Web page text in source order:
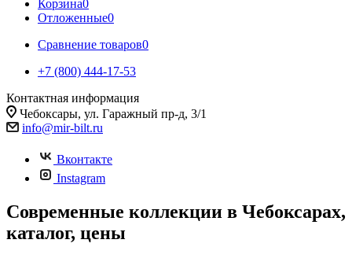
Корзина0
Отложенные0
Сравнение товаров0
+7 (800) 444-17-53
Контактная информация
Чебоксары, ул. Гаражный пр-д, 3/1
info@mir-bilt.ru
Вконтакте
Instagram
Современные коллекции в Чебоксарах,
каталог, цены